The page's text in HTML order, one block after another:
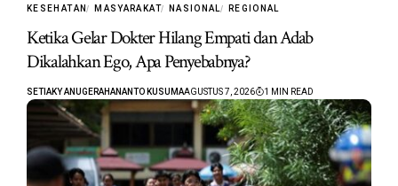
KESEHATAN MASYARAKAT NASIONAL REGIONAL
Ketika Gelar Dokter Hilang Empati dan Adab
Dikalahkan Ego, Apa Penyebabnya?
SETIAKY ANUGERAHANANTO KUSUMAAGUSTUS 7, 2026 1 MIN READ